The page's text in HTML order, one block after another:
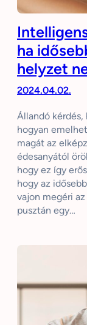
ha
helyzet
2024.04.02.
Állandó
hogyan
magát az
édesanyától
hogy ez így
hogy az
vajon megéri
pusztán egy…